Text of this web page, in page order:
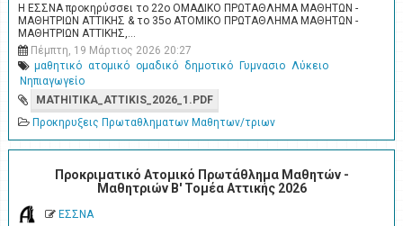
Η ΕΣΣΝΑ προκηρύσσει το 22ο ΟΜΑΔΙΚΟ ΠΡΩΤΑΘΛΗΜΑ ΜΑΘΗΤΩΝ -
ΜΑΘΗΤΡΙΩΝ ΑΤΤΙΚΗΣ & το 35ο ΑΤΟΜΙΚΟ ΠΡΩΤΑΘΛΗΜΑ ΜΑΘΗΤΩΝ -
ΜΑΘΗΤΡΙΩΝ ΑΤΤΙΚΗΣ,…
Πέμπτη, 19 Μάρτιος 2026 20:27
μαθητικό ατομικό ομαδικό δημοτικό Γυμνασιο Λύκειο
Νηπιαγωγείο
MATHITIKA_ATTIKIS_2026_1.PDF
Προκηρυξεις Πρωταθληματων Μαθητων/τριων
Προκριματικό Ατομικό Πρωτάθλημα Μαθητών -
Μαθητριών Β' Τομέα Αττικής 2026
ΕΣΣΝΑ